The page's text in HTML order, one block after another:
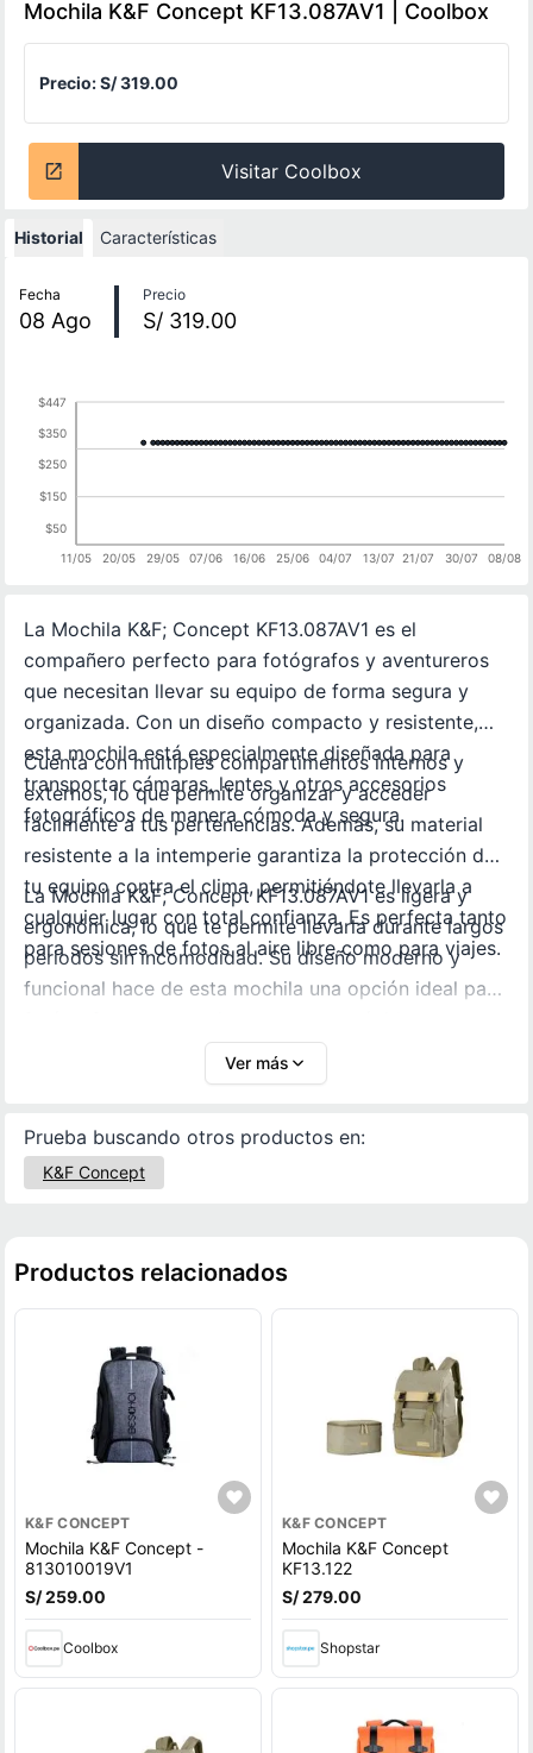
Mochila K&F Concept KF13.087AV1 | Coolbox
Precio:S/ 319.00
Visitar Coolbox
Historial Características
Fecha
08 Ago
Precio
S/ 319.00
11/05 20/05 29/05 07/06 16/06 25/06 04/07 13/07 21/07 30/07 08/08
$50
$150
$250
$350
$447
La Mochila K&F; Concept KF13.087AV1 es el
compañero perfecto para fotógrafos y aventureros
que necesitan llevar su equipo de forma segura y
organizada. Con un diseño compacto y resistente,
esta mochila está especialmente diseñada para
transportar cámaras, lentes y otros accesorios
fotográficos de manera cómoda y segura.
Cuenta con múltiples compartimentos internos y
externos, lo que permite organizar y acceder
fácilmente a tus pertenencias. Además, su material
resistente a la intemperie garantiza la protección de
tu equipo contra el clima, permitiéndote llevarla a
cualquier lugar con total confianza. Es perfecta tanto
para sesiones de fotos al aire libre como para viajes.
La Mochila K&F; Concept KF13.087AV1 es ligera y
ergonómica, lo que te permite llevarla durante largos
periodos sin incomodidad. Su diseño moderno y
funcional hace de esta mochila una opción ideal para
a su equipo sin sacrificar la comodidad ni la
Ver más
Prueba buscando otros productos en:
K&F Concept
Productos relacionados
K&F CONCEPT
Mochila K&F Concept -
813010019V1
S/ 259.00
Coolbox
K&F CONCEPT
Mochila K&F Concept
KF13.122
S/ 279.00
Shopstar